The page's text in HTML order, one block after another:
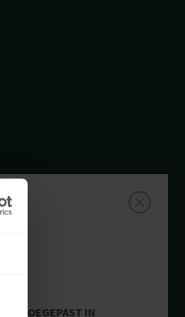
TOEGEPAST IN